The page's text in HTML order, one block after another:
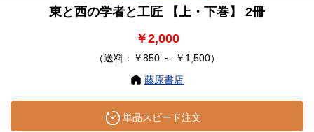
東と西の学者と工匠 【上・下巻】 2冊
￥2,000
（送料：￥850 ～ ￥1,500）
藤原書店
単品スピード注文